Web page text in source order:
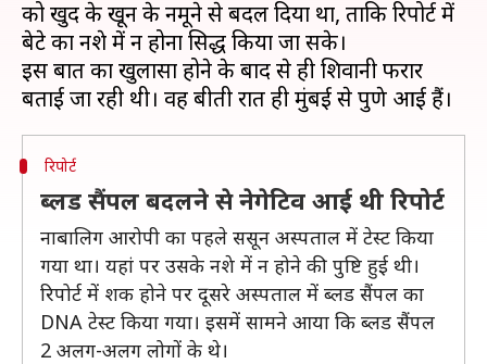
को खुद के खून के नमूने से बदल दिया था, ताकि रिपोर्ट में
बेटे का नशे में न होना सिद्ध किया जा सके।
इस बात का खुलासा होने के बाद से ही शिवानी फरार
रिपोर्ट
ब्लड सैंपल बदलने से नेगेटिव आई थी रिपोर्ट
नाबालिग आरोपी का पहले ससून अस्पताल में टेस्ट किया
गया था। यहां पर उसके नशे में न होने की पुष्टि हुई थी।
रिपोर्ट में शक होने पर दूसरे अस्पताल में ब्लड सैंपल का
DNA टेस्ट किया गया। इसमें सामने आया कि ब्लड सैंपल
2 अलग-अलग लोगों के थे।